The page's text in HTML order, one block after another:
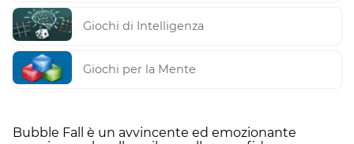
Giochi di Intelligenza
Giochi per la Mente
Bubble Fall è un avvincente ed emozionante